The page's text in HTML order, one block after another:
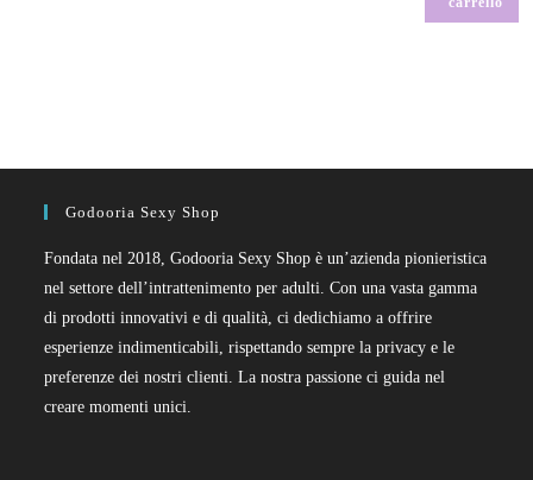
Godooria Sexy Shop
Fondata nel 2018, Godooria Sexy Shop è un’azienda pionieristica
nel settore dell’intrattenimento per adulti. Con una vasta gamma
di prodotti innovativi e di qualità, ci dedichiamo a offrire
esperienze indimenticabili, rispettando sempre la privacy e le
preferenze dei nostri clienti. La nostra passione ci guida nel
creare momenti unici.